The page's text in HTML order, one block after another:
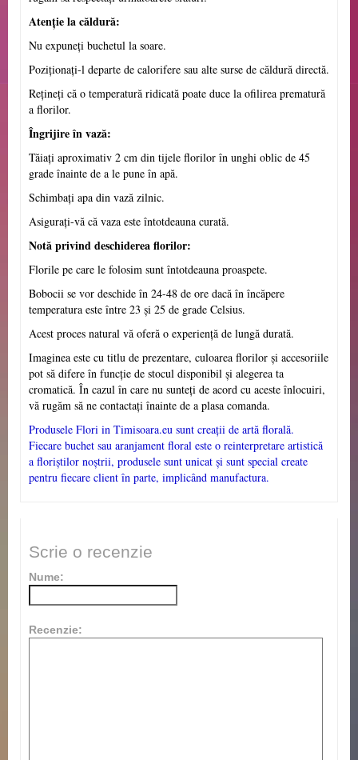
Atenție la căldură:
Nu expuneți buchetul la soare.
Poziționați-l departe de calorifere sau alte surse de căldură directă.
Rețineți că o temperatură ridicată poate duce la ofilirea prematură
a florilor.
Îngrijire în vază:
Tăiați aproximativ 2 cm din tijele florilor în unghi oblic de 45
grade înainte de a le pune în apă.
Schimbați apa din vază zilnic.
Asigurați-vă că vaza este întotdeauna curată.
Notă privind deschiderea florilor:
Florile pe care le folosim sunt întotdeauna proaspete.
Bobocii se vor deschide în 24-48 de ore dacă în încăpere
temperatura este între 23 și 25 de grade Celsius.
Acest proces natural vă oferă o experiență de lungă durată.
Imaginea este cu titlu de prezentare, culoarea florilor și accesoriile
pot să difere în funcție de stocul disponibil și alegerea ta
cromatică. În cazul în care nu sunteți de acord cu aceste înlocuiri,
vă rugăm să ne contactați înainte de a plasa comanda.
Produsele Flori in Timisoara.eu sunt creații de artă florală.
Fiecare buchet sau aranjament floral este o reinterpretare artistică
a floriștilor noștrii, produsele sunt unicat și sunt special create
pentru fiecare client în parte, implicând manufactura.
Scrie o recenzie
Nume:
Recenzie: